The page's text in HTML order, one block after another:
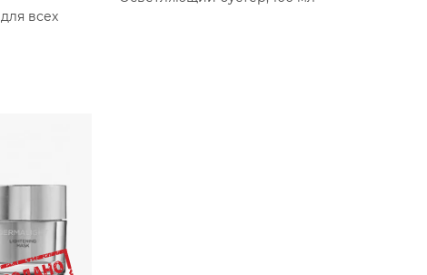
всех